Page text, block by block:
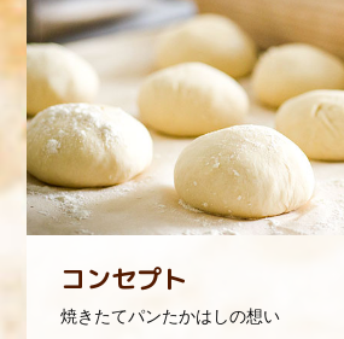
コンセプト
焼きたてパンたかはしの想い